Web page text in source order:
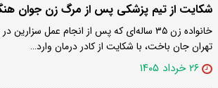
شکایت از تیم پزشکی پس از مرگ زن جوان
خانواده زن ۳۵ ساله‌ای که پس از انجام عمل
تهران جان باخت، با شکایت از کادر درمان وارد…
۲۶ خرداد ۱۴۰۵